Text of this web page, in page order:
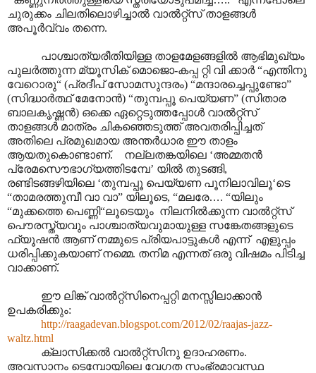
ചുരുക്കം ചിലതിലൊഴിച്ചാൽ വാൽറ്റ്സ് താളങ്ങൾ
അപൂ‍ർവ്വം തന്നെ.
പാശ്ചാത്യരീതിയിള്ള താളമേളങ്ങളിൽ ആഭിമുഖ്യം
പുലർത്തുന്ന മ്യൂസിക് മൊജൊ-കപ്പ റ്റി വി ക്കാർ “എന്തിനു
വേറൊരു“ (പ്രദീപ് സോമസുന്ദരം) “മന്ദാരച്ചെപ്പുണ്ടോ”
(സിദ്ധാർത്ഥ് മേനോൻ) “തുമ്പപ്പൂ പെയ്യണ” (സിതാര
ബാലകൃഷ്ണൻ) ഒക്കെ ഏറ്റെടുത്തപ്പോൾ വാൽറ്റ്സ്
താളങ്ങൾ മാത്രം ചികഞ്ഞെടുത്ത് അവതരിപ്പിച്ചത്
അതിലെ പ്രമുഖമായ അന്തർധാര ഈ താളം
ആയതുകൊണ്ടാണ്. നല്ലതങ്കയിലെ ‘അമ്മതൻ
പ്രേമസൌഭാഗ്യത്തിടമ്പേ’ യിൽ തുടങ്ങി,
രണ്ടിടങ്ങഴിയിലെ ‘തുമ്പപ്പൂ പെയ്യണ പൂനിലാവിലൂ‘ടെ
“താമരത്തുമ്പീ വാ വാ” യിലൂടെ, “മലരേ…. “യിലും
“മുക്കത്തെ പെണ്ണി“ലൂടെയും നിലനിൽക്കുന്ന വാൽറ്റ്സ്
പൌരസ്ത്യവും പാശ്ചാത്യവുമായുള്ള സങ്കേതങ്ങളുടെ
ഫ്യൂഷൻ ആണ് നമ്മുടെ പ്രിയപാട്ടുകൾ എന്ന് എളുപ്പം
ധരിപ്പിക്കുകയാണ് നമ്മെ. തനിമ എന്നത് ഒരു വിഷമം പിടിച്ച
വാക്കാണ്.
ഈ ലിങ്ക് വാൽറ്റ്സിനെപ്പറ്റി മനസ്സിലാക്കാൻ
ഉപകരിക്കും:
http://raagadevan.blogspot.com/2012/02/raajas-jazz-
waltz.html
ക്ലാസിക്കൽ വാൽറ്റ്സിനു ഉദാഹരണം.
അവസാനം ടെമ്പോയിലെ വേഗത സംഭ്രമാവസ്ഥ